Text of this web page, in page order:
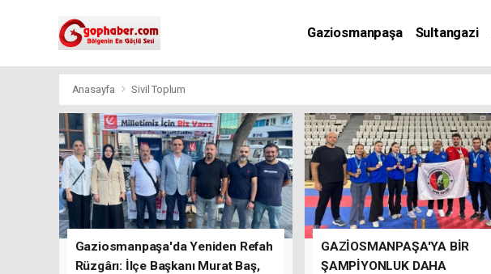
Gaziosmanpaşa Sultangazi
Anasayfa Sivil Toplum
Gaziosmanpaşa'da Yeniden Refah
Rüzgârı: İlçe Başkanı Murat Baş,
GAZİOSMANPAŞA'YA BİR
ŞAMPİYONLUK DAHA